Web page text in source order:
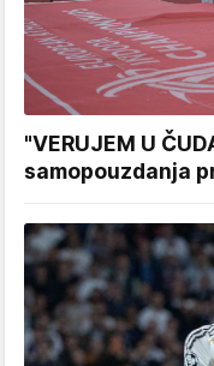
"VERUJEM U
samopouzdanja